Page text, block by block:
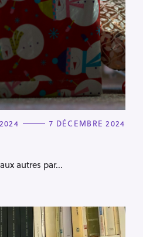
7 DÉCEMBRE 2024
autres par...